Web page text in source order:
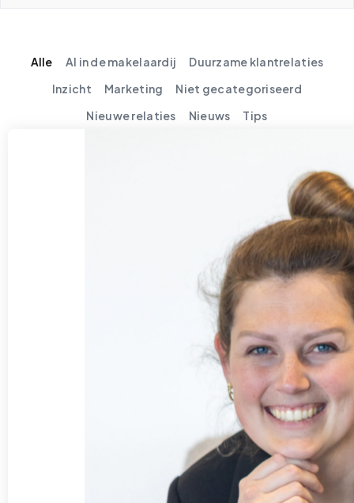
AI in de makelaardij
Duurzame klantrelaties
Inzicht
Marketing
Niet gecategoriseerd
Nieuwe relaties
Nieuws Tips
Alle